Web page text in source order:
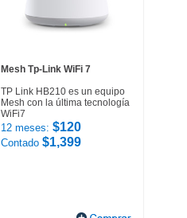
Mesh Tp-Link WiFi 7
TP Link HB210 es un equipo
Mesh con la última tecnología
WiFi7
12 meses: $120
Contado $1,399